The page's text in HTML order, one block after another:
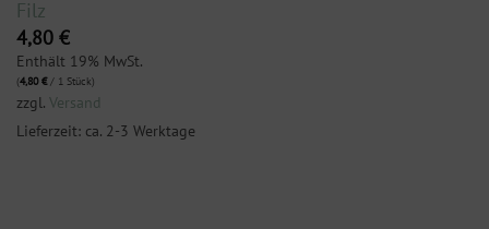
Filz
4,80 €
Enthält 19% MwSt.
(4,80€/ 1 Stück)
zzgl. Versand
Lieferzeit: ca. 2-3 Werktage